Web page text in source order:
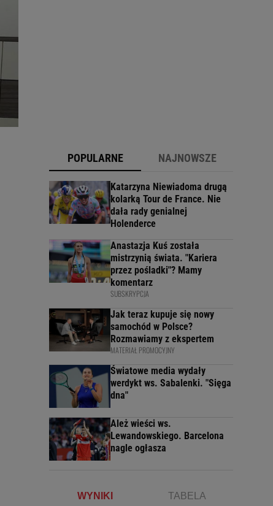
POPULARNE NAJNOWSZE
Katarzyna Niewiadoma drugą
kolarką Tour de France. Nie
dała rady genialnej
Holenderce
Anastazja Kuś została
mistrzynią świata. "Kariera
przez pośladki"? Mamy
komentarz
SUBSKRYPCJA
Jak teraz kupuje się nowy
samochód w Polsce?
Rozmawiamy z ekspertem
MATERIAŁ PROMOCYJNY
Światowe media wydały
werdykt ws. Sabalenki. "Sięga
dna"
Ależ wieści ws.
Lewandowskiego. Barcelona
nagle ogłasza
WYNIKI TABELA